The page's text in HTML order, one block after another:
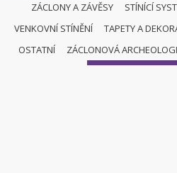
ZÁCLONY A ZÁVĚSY STÍNÍCÍ
VENKOVNÍ STÍNĚNÍ
TAPETY A
OSTATNÍ
ZÁCLONOVÁ